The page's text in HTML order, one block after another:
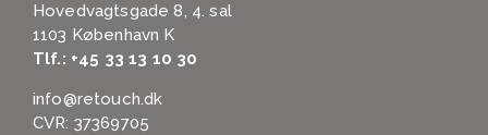
Hovedvagtsgade 8, 4. sal
1103 København K
Tlf.: +45 33 13 10 30
info@retouch.dk
CVR: 37369705